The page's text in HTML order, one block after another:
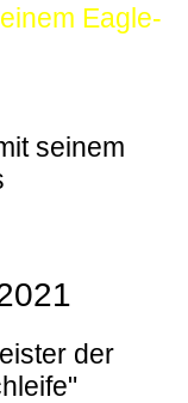
Eagle-
seinem
der